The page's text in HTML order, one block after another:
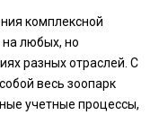
комплексной
любых, но
разных отраслей. С
весь зоопарк
учетные процессы,